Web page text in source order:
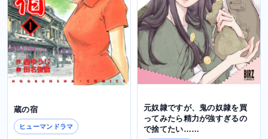
蔵の宿
ヒューマンドラマ
元奴隷ですが、鬼の奴隷を買
ってみたら精力が強すぎるの
で捨てたい……